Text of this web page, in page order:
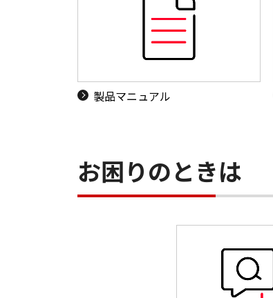
製品マニュアル
お困りのときは